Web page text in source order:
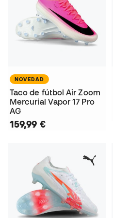
NOVEDAD
Taco de fútbol Air Zoom
Mercurial Vapor 17 Pro
AG
159,99 €